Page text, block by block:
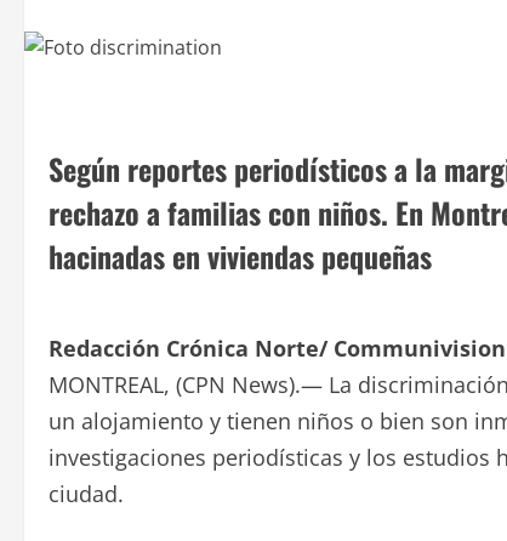
Según reportes periodísticos a la
rechazo a familias con niños. En
hacinadas en viviendas pequeñas
Redacción Crónica Norte/
MONTREAL, (CPN News).— La
un alojamiento y tienen niños o bien son
investigaciones periodísticas y los estudios
ciudad.